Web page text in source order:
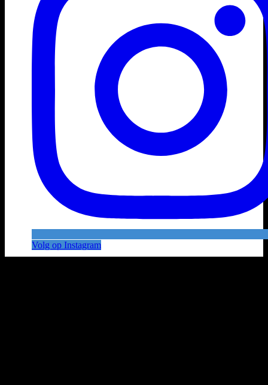
Volg op Instagram